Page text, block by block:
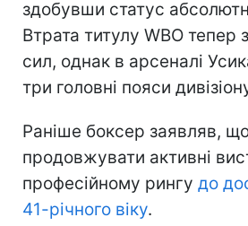
здобувши статус
Втрата титулу WBO тепер
сил, однак в арсеналі
три головні пояси
Раніше боксер заявляв,
продовжувати активні
професійному рингу до
41-річного віку.